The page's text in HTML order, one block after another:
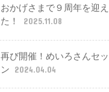
おかげさまで９周年を迎
た！
2025.11.08
再び開催！めいろさんセ
ン
2024.04.04